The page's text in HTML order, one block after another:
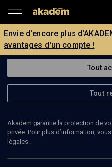
Envie d'encore plus
avantages d'un compte !
Tout
Tout
Akadem garantie la protection de
privée. Pour plus d’information,
légales.